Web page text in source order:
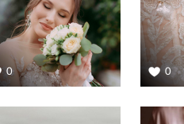
0 0